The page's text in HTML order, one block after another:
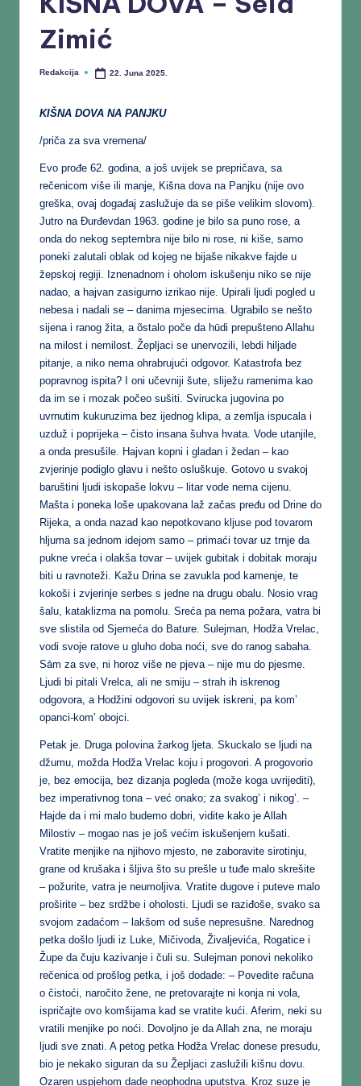
Zimić
Redakcija 22. Juna 2025.
KIŠNA DOVA NA PANJKU
/priča za sva vremena/
Evo prođe 62. godina, a još uvijek se prepričava, sa
rečenicom više ili manje, Kišna dova na Panjku (nije ovo
greška, ovaj događaj zaslužuje da se piše velikim slovom).
Jutro na Đurđevdan 1963. godine je bilo sa puno rose, a
onda do nekog septembra nije bilo ni rose, ni kiše, samo
poneki zalutali oblak od kojeg ne bijaše nikakve fajde u
žepskoj regiji. Iznenadnom i oholom iskušenju niko se nije
nadao, a hajvan zasigurno izrikao nije. Upirali ljudi pogled u
nebesa i nadali se – danima mjesecima. Ugrabilo se nešto
sijena i ranog žita, a õstalo poče da hūdi prepušteno Allahu
na milost i nemilost. Žepljaci se unervozili, lebdi hiljade
pitanje, a niko nema ohrabrujući odgovor. Katastrofa bez
popravnog ispita? I oni učevniji šute, sliježu ramenima kao
da im se i mozak počeo sušiti. Svirucka jugovina po
uvrnutim kukuruzima bez ijednog klipa, a zemlja ispucala i
uzduž i poprijeka – čisto insana šuhva hvata. Vode utanjile,
a onda presušile. Hajvan kopni i gladan i žedan – kao
zvjerinje podiglo glavu i nešto osluškuje. Gotovo u svakoj
baruštini ljudi iskopaše lokvu – litar vode nema cijenu.
Mašta i poneka loše upakovana laž začas pređu od Drine do
Rijeka, a onda nazad kao nepotkovano kljuse pod tovarom
hljuma sa jednom idejom samo – primaći tovar uz trnje da
pukne vreća i olakša tovar – uvijek gubitak i dobitak moraju
biti u ravnoteži. Kažu Drina se zavukla pod kamenje, te
kokoši i zvjerinje serbes s jedne na drugu obalu. Nosio vrag
šalu, kataklizma na pomolu. Sreća pa nema požara, vatra bi
sve slistila od Sjemeća do Bature. Sulejman, Hodža Vrelac,
vodi svoje ratove u gluho doba noći, sve do ranog sabaha.
Sām za sve, ni horoz više ne pjeva – nije mu do pjesme.
Ljudi bi pitali Vrelca, ali ne smiju – strah ih iskrenog
odgovora, a Hodžini odgovori su uvijek iskreni, pa kom’
opanci-kom’ obojci.
Petak je. Druga polovina žarkog ljeta. Skuckalo se ljudi na
džumu, možda Hodža Vrelac koju i progovori. A progovorio
je, bez emocija, bez dizanja pogleda (može koga uvrijediti),
bez imperativnog tona – već onako; za svakog’ i nikog’. –
Hajde da i mi malo budemo dobri, vidite kako je Allah
Milostiv – mogao nas je još većim iskušenjem kušati.
Vratite menjike na njihovo mjesto, ne zaboravite sirotinju,
grane od krušaka i šljiva što su prešle u tuđe malo skrešite
– požurite, vatra je neumoljiva. Vratite dugove i puteve malo
proširite – bez srdžbe i oholosti. Ljudi se raziđoše, svako sa
svojom zadaćom – lakšom od suše nepresušne. Narednog
petka došlo ljudi iz Luke, Mičivoda, Živaljevića, Rogatice i
Župe da čuju kazivanje i čuli su. Sulejman ponovi nekoliko
rečenica od prošlog petka, i još dodade: – Povedite računa
o čistoći, naročito žene, ne pretovarajte ni konja ni vola,
ispričajte ovo komšijama kad se vratite kući. Aferim, neki su
vratili menjike po noći. Dovoljno je da Allah zna, ne moraju
ljudi sve znati. A petog petka Hodža Vrelac donese presudu,
bio je nekako siguran da su Žepljaci zaslužili kišnu dovu.
Ozaren uspjehom dade neophodna uputstva. Kroz suze je